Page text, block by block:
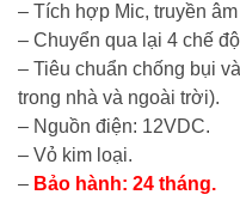
– Tích hợp Mic, truyền
– Chuyển qua lại 4 chế
– Tiêu chuẩn chống bụi
trong nhà và ngoài trời).
– Nguồn điện: 12VDC.
– Vỏ kim loại.
– Bảo hành: 24 tháng.